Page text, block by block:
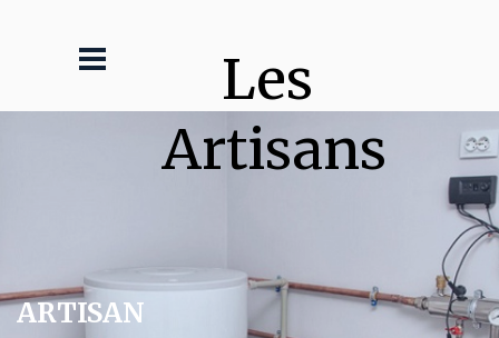
Les
Artisans
ARTISAN